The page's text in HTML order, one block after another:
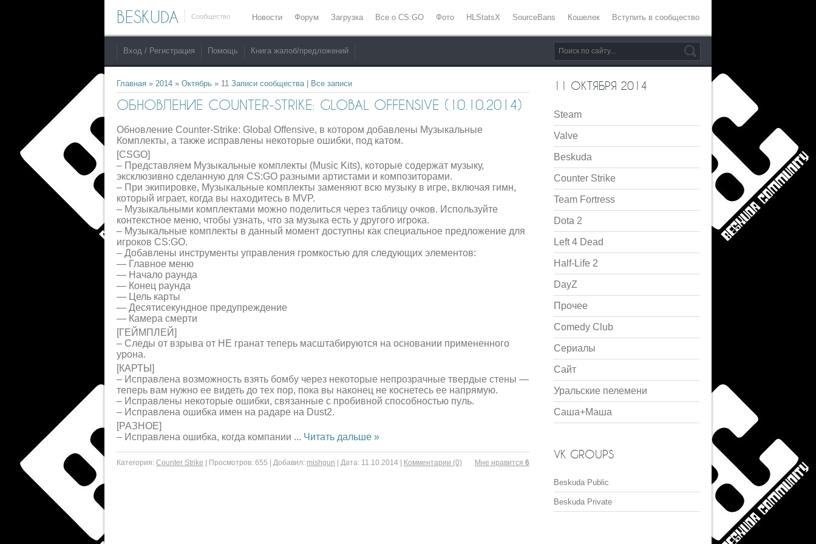
BESKUDA Сообщество Новости Форум Загрузка Все о CS:GO Фото HLStatsX SourceBans Кошелек Вступить в сообщество
Вход / Регистрация Помощь Книга жалоб/предложений
Главная » 2014 » Октябрь » 11 Записи сообщества| Все записи
ОБНОВЛЕНИЕ COUNTER-STRIKE: GLOBAL OFFENSIVE (10.10.2014)
Обновление Counter-Strike: Global Offensive, в котором добавлены Музыкальные
Комплекты, а также исправлены некоторые ошибки, под катом.
[CSGO]
– Представляем Музыкальные комплекты (Music Kits), которые содержат музыку,
эксклюзивно сделанную для CS:GO разными артистами и композиторами.
– При экипировке, Музыкальные комплекты заменяют всю музыку в игре, включая гимн,
который играет, когда вы находитесь в MVP.
– Музыкальными комплектами можно поделиться через таблицу очков. Используйте
контекстное меню, чтобы узнать, что за музыка есть у другого игрока.
– Музыкальные комплекты в данный момент доступны как специальное предложение для
игроков CS:GO.
– Добавлены инструменты управления громкостью для следующих элементов:
— Главное меню
— Начало раунда
— Конец раунда
— Цель карты
— Десятисекундное предупреждение
— Камера смерти
[ГЕЙМПЛЕЙ]
– Следы от взрыва от HE гранат теперь масштабируются на основании примененного
урона.
[КАРТЫ]
– Исправлена возможность взять бомбу через некоторые непрозрачные твердые стены —
теперь вам нужно ее видеть до тех пор, пока вы наконец не коснетесь ее напрямую.
– Исправлены некоторые ошибки, связанные с пробивной способностью пуль.
– Исправлена ошибка имен на радаре на Dust2.
[РАЗНОЕ]
– Исправлена ошибка, когда компании ... Читать дальше »
Mне нравится 6
Категория: Counter Strike Просмотров: 655 Добавил: mishgun Дата: 11.10.2014 Комментарии (0)
11 ОКТЯБРЯ 2014
Steam
Valve
Beskuda
Counter Strike
Team Fortress
Dota 2
Left 4 Dead
Half-Life 2
DayZ
Прочее
Comedy Club
Сериалы
Сайт
Уральские пелемени
Саша+Маша
VK GROUPS
Beskuda Public
Beskuda Private